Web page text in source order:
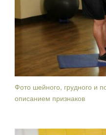
Фото шейного, грудного и
описанием признаков